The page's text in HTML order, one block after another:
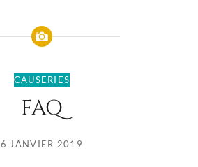
CAUSERIES
FAQ
6 JANVIER 2019